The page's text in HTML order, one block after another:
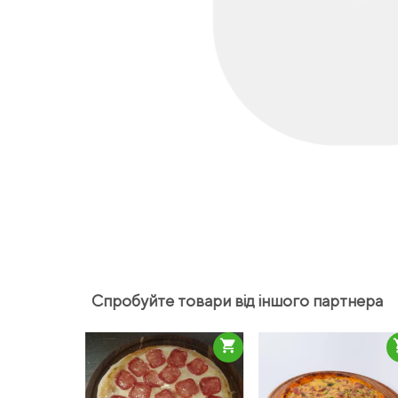
Спробуйте товари від іншого партнера
shopping_cart